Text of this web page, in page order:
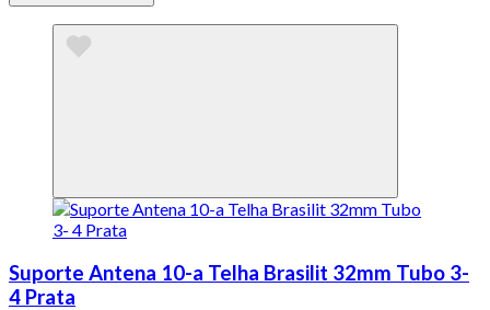
Suporte Antena 10-a Telha Brasilit 32mm Tubo 3-
4 Prata